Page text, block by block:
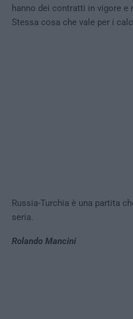
hanno dei contratti in vigore e
Stessa cosa che vale per i
Russia-Turchia è una partita
seria.
Rolando Mancini